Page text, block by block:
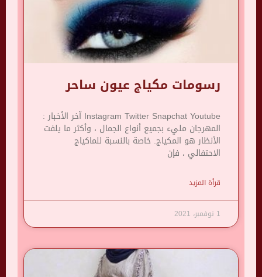
رسومات مكياج عيون ساحر
Instagram Twitter Snapchat Youtube آخر الأخبار :
المهرجان مليء بجميع أنواع الجمال ، وأكثر ما يلفت
الأنظار هو المكياج. خاصة بالنسبة للماكياج
الاحتفالي ، فإن
قرأة المزيد
1 نوفمبر، 2021